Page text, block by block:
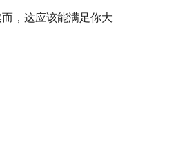
，这应该能满足你大